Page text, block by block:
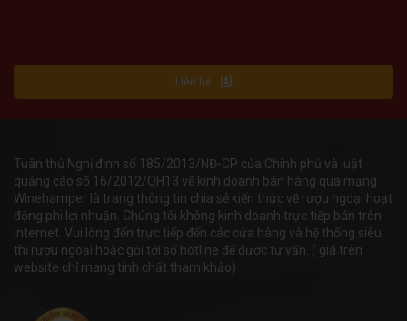
Liên hệ
Tuân thủ Nghị định số 185/2013/NĐ-CP của Chính phủ và luật
quảng cáo số 16/2012/QH13 về kinh doanh bán hàng qua mạng.
Winehamper là trang thông tin chia sẻ kiến thức về rượu ngoại hoạt
động phi lơi nhuận. Chúng tôi không kinh doanh trực tiếp bán trên
internet. Vui lòng đến trực tiếp đến các cửa hàng và hệ thống siêu
thị rượu ngoại hoặc gọi tới số hotline để được tư vấn. ( giá trên
website chỉ mang tính chất tham khảo)